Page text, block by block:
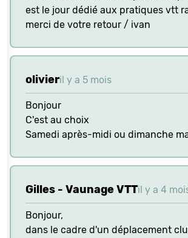
est le jour dédié aux pratiques vtt
merci de votre retour / ivan
olivieril y a 5 mois
Bonjour
C'est au choix
Samedi après-midi ou dimanche
Gilles - Vaunage VTTil y a 4
Bonjour,
dans le cadre d'un déplacement